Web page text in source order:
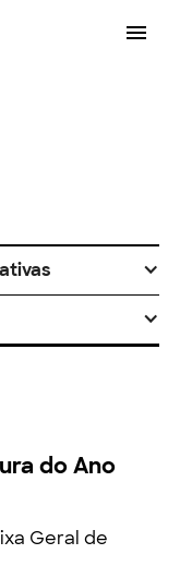
do Ano
Geral de